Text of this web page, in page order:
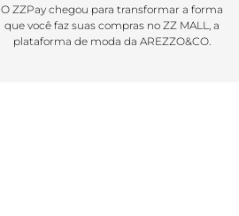
O ZZPay chegou para transformar a forma
que você faz suas compras no ZZ MALL, a
plataforma de moda da AREZZO&CO.